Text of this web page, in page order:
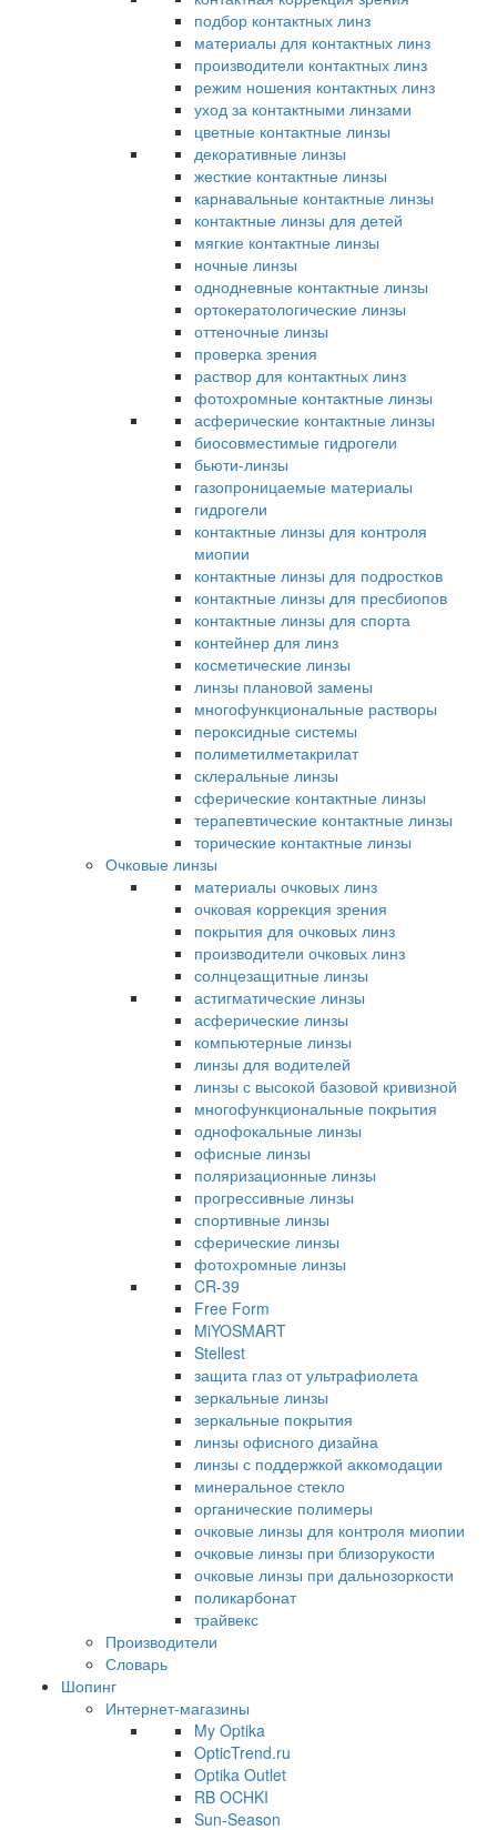
подбор контактных линз
материалы для контактных линз
производители контактных линз
режим ношения контактных линз
уход за контактными линзами
цветные контактные линзы
декоративные линзы
жесткие контактные линзы
карнавальные контактные линзы
контактные линзы для детей
мягкие контактные линзы
ночные линзы
однодневные контактные линзы
ортокератологические линзы
оттеночные линзы
проверка зрения
раствор для контактных линз
фотохромные контактные линзы
асферические контактные линзы
биосовместимые гидрогели
бьюти-линзы
газопроницаемые материалы
гидрогели
контактные линзы для контроля
миопии
контактные линзы для подростков
контактные линзы для пресбиопов
контактные линзы для спорта
контейнер для линз
косметические линзы
линзы плановой замены
многофункциональные растворы
пероксидные системы
полиметилметакрилат
склеральные линзы
сферические контактные линзы
терапевтические контактные линзы
торические контактные линзы
Очковые линзы
материалы очковых линз
очковая коррекция зрения
покрытия для очковых линз
производители очковых линз
солнцезащитные линзы
астигматические линзы
асферические линзы
компьютерные линзы
линзы для водителей
линзы с высокой базовой кривизной
многофункциональные покрытия
однофокальные линзы
офисные линзы
поляризационные линзы
прогрессивные линзы
спортивные линзы
сферические линзы
фотохромные линзы
CR-39
Free Form
MiYOSMART
Stellest
защита глаз от ультрафиолета
зеркальные линзы
зеркальные покрытия
линзы офисного дизайна
линзы с поддержкой аккомодации
минеральное стекло
органические полимеры
очковые линзы для контроля миопии
очковые линзы при близорукости
очковые линзы при дальнозоркости
поликарбонат
трайвекс
Производители
Словарь
Шопинг
Интернет-магазины
My Optika
OpticTrend.ru
Optika Outlet
RB OCHKI
Sun-Season